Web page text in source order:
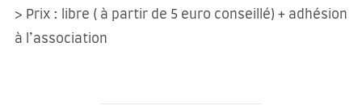
> Prix : libre ( à partir de 5 euro conseillé) + adhésion
à l’association